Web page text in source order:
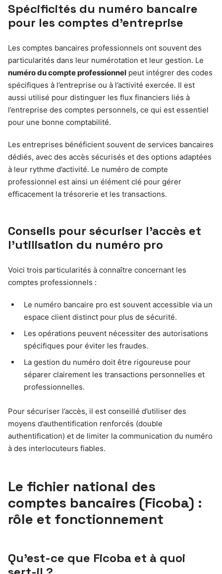
Spécificités du numéro bancaire
pour les comptes d’entreprise
Les comptes bancaires professionnels ont souvent des
particularités dans leur numérotation et leur gestion. Le
numéro du compte professionnel peut intégrer des codes
spécifiques à l’entreprise ou à l’activité exercée. Il est
aussi utilisé pour distinguer les flux financiers liés à
l’entreprise des comptes personnels, ce qui est essentiel
pour une bonne comptabilité.
Les entreprises bénéficient souvent de services bancaires
dédiés, avec des accès sécurisés et des options adaptées
à leur rythme d’activité. Le numéro de compte
professionnel est ainsi un élément clé pour gérer
efficacement la trésorerie et les transactions.
Conseils pour sécuriser l’accès et
l’utilisation du numéro pro
Voici trois particularités à connaître concernant les
comptes professionnels :
Le numéro bancaire pro est souvent accessible via un
espace client distinct pour plus de sécurité.
Les opérations peuvent nécessiter des autorisations
spécifiques pour éviter les fraudes.
La gestion du numéro doit être rigoureuse pour
séparer clairement les transactions personnelles et
professionnelles.
Pour sécuriser l’accès, il est conseillé d’utiliser des
moyens d’authentification renforcés (double
authentification) et de limiter la communication du numéro
à des interlocuteurs fiables.
Le fichier national des
comptes bancaires (Ficoba) :
rôle et fonctionnement
Qu’est-ce que Ficoba et à quoi